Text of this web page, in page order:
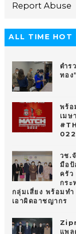
Report Abuse
ALL TIME HOT
ตำร
ทอง
พร้อ
เม
วช.
มือป้
ครัว
กระ
กลุ่มเสี่ยง พร้อมท
เอาผิดอาชญากร
แพ